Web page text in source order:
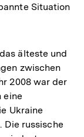
Situation
älteste und
zwischen
2008 war der
eine
Ukraine
Die russische